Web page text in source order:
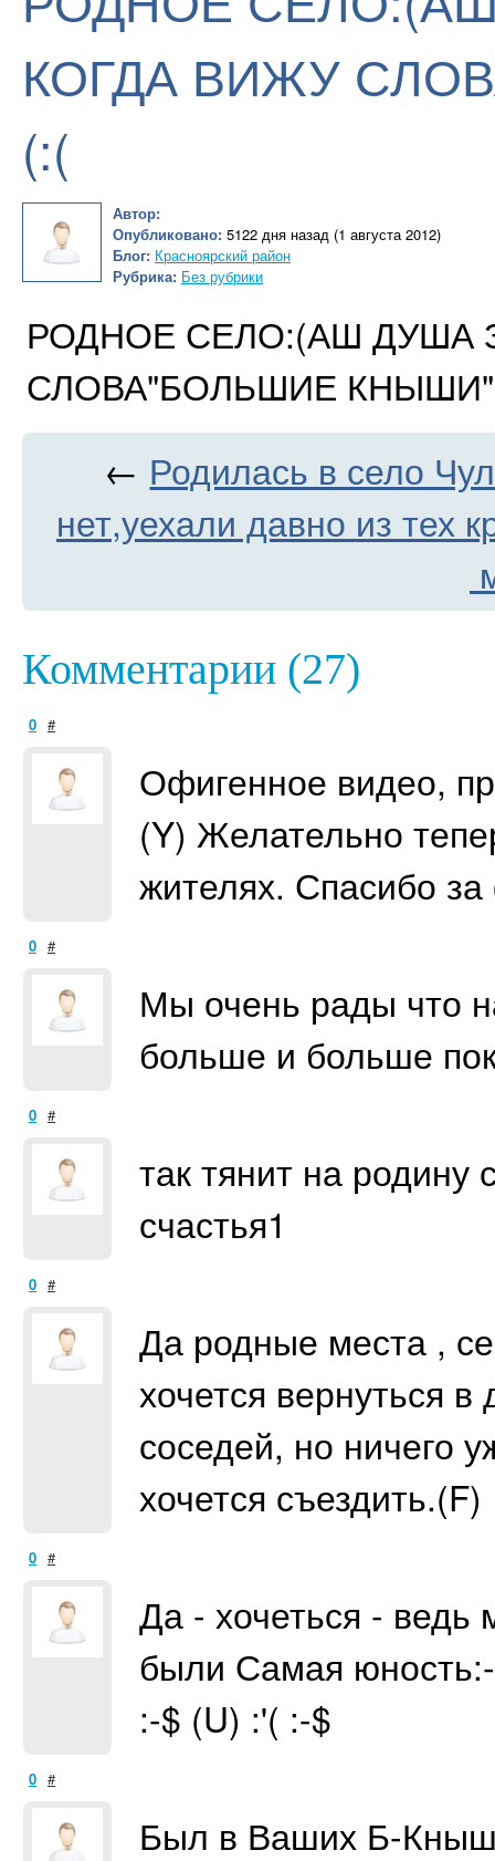
КОГДА ВИЖУ
(:(
Автор:
Опубликовано: 5122 дня назад (1 августа 2012)
Блог: Красноярский район
Рубрика: Без рубрики
РОДНОЕ СЕЛО:(АШ ДУША
СЛОВА"БОЛЬШИЕ
← Родилась в село
нет,уехали давно из тех
Комментарии (27)
0 #
Офигенное видео,
(Y) Желательно
жителях. Спасибо
0 #
Мы очень рады что
больше и больше
0 #
так тянит на родину
счастья1
0 #
Да родные места ,
хочется вернуться
соседей, но ничего
хочется
0 #
Да - хочеться -
были Самая
:-$ (U) :'( :-$
0 #
Был в Ваших Б-